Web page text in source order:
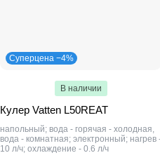
Суперцена −4%
В наличии
Кулер Vatten L50REAT
напольный; вода - горячая - холодная,
вода - комнатная; электронный; нагрев
10 л/ч; охлаждение - 0.6 л/ч